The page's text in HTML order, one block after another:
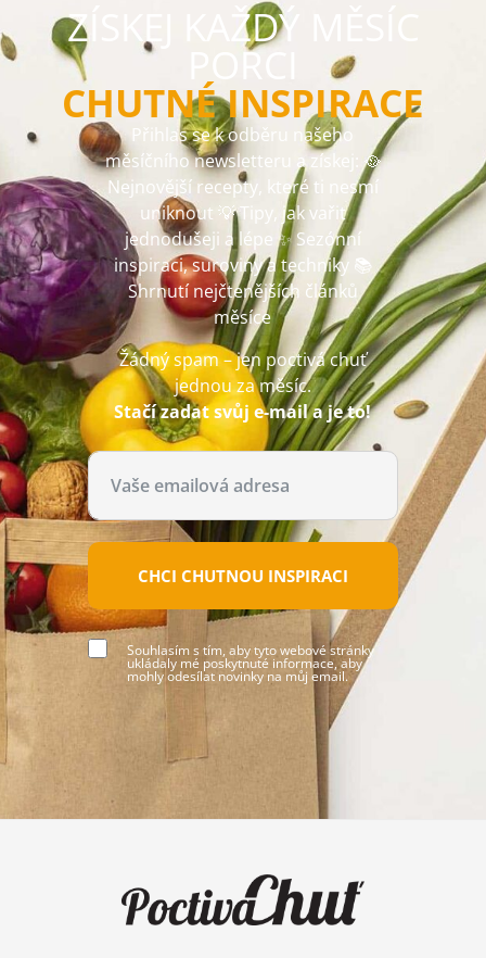
ZÍSKEJ KAŽDÝ MĚSÍC
PORCI
CHUTNÉ INSPIRACE
Přihlas se k odběru našeho
měsíčního newsletteru a získej: 🥘
Nejnovější recepty, které ti nesmí
uniknout 💡 Tipy, jak vařit
jednodušeji a lépe ✨ Sezónní
inspiraci, suroviny a techniky 📚
Shrnutí nejčtenějších článků
měsíce
Žádný spam – jen poctivá chuť
jednou za měsíc.
Stačí zadat svůj e-mail a je to!
CHCI CHUTNOU INSPIRACI
Souhlasím s tím, aby tyto webové stránky
ukládaly mé poskytnuté informace, aby
mohly odesílat novinky na můj email.